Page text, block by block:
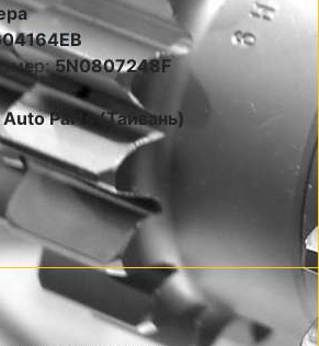
5N0807248F
Auto Parts (Тайвань)